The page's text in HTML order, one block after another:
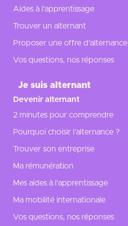
Aides à l’apprentissage
Trouver un alternant
Proposer une offre d’alternance
Vos questions, nos réponses
Je suis alternant
Devenir alternant
2 minutes pour comprendre
Pourquoi choisir l’alternance ?
Trouver son entreprise
Ma rémunération
Mes aides à l'apprentissage
Ma mobilité internationale
Vos questions, nos réponses